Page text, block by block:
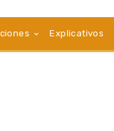
Explicativos